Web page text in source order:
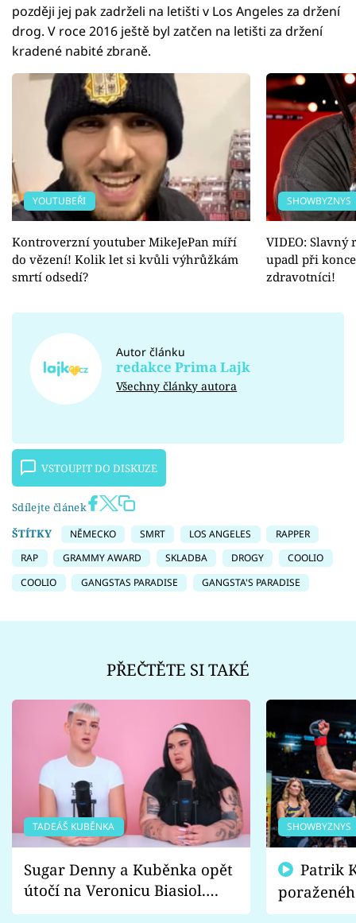
později jej pak zadrželi na letišti v Los Angeles za držení
drog. V roce 2016 ještě byl zatčen na letišti za držení
kradené nabité zbraně.
YOUTUBEŘI
Kontroverzní youtuber MikeJePan míří
do vězení! Kolik let si kvůli výhrůžkám
smrtí odsedí?
SHOWBYZNYS
VIDEO: Slavný
upadl při
zdravotníci!
Autor článku
redakce Prima Lajk
Všechny články autora
VSTOUPIT DO DISKUZE
Sdílejte článek
ŠTÍTKY
NĚMECKO SMRT LOS ANGELES
RAPPER
RAP
GRAMMY AWARD SKLADBA DROGY
COOLIO
COOLIO
GANGSTAS PARADISE GANGSTA'S PARADISE
PŘEČTĚTE SI TAKÉ
TADEÁŠ KUBĚNKA
Sugar Denny a Kuběnka opět
útočí na Veronicu Biasiol.
Proč je podle nich falešná a
SHOWBYZNYS
fanoušci